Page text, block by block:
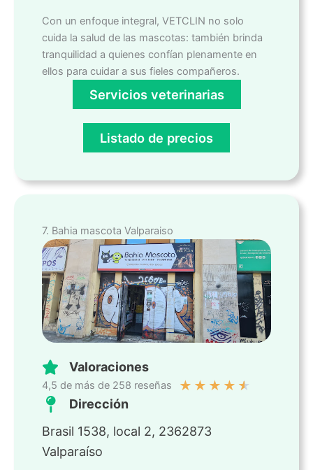
Con un enfoque integral, VETCLIN no solo
cuida la salud de las mascotas: también brinda
tranquilidad a quienes confían plenamente en
ellos para cuidar a sus fieles compañeros.
Servicios veterinarias
Listado de precios
7. Bahia mascota Valparaiso
Valoraciones
4,5 de más de 258 reseñas ★ ★ ★ ★ ★
Dirección
Brasil 1538, local 2, 2362873
Valparaíso